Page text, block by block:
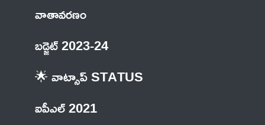
వాతావరణం
బడ్జెట్ 2023-24
🌟 వాట్సాప్ STATUS
ఐపీఎల్ 2021